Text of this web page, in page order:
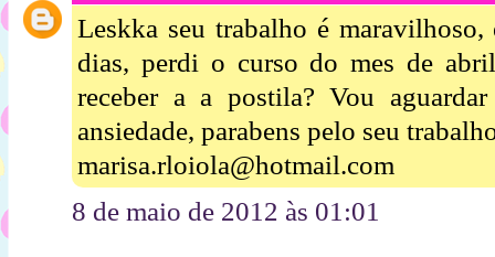
Leskka seu trabalho é maravilhoso,
dias, perdi o curso do mes de
receber a a postila? Vou
ansiedade, parabens pelo seu
marisa.rloiola@hotmail.com
8 de maio de 2012 às 01:01